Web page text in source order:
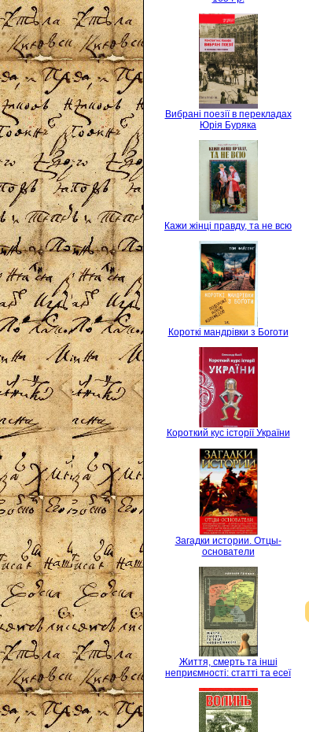
Вибрані поезії в перекладах
Юрія Буряка
Кажи жінці правду, та не всю
Короткі мандрівки з Боготи
Короткий кус історії України
Загадки истории. Отцы-
основатели
Життя, смерть та інші
неприємності: статті та есеї